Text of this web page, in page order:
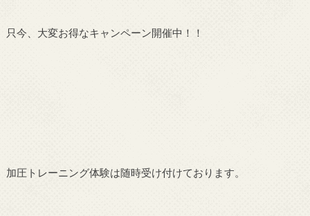
只今、大変お得なキャンペーン開催中！！
加圧トレーニング体験は随時受け付けております。